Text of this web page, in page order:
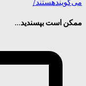
می‌گویندهستند/
ممکن است بپسندید...